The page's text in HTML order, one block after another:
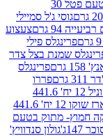
30
סמיילי
צעצוע
פילי
בצל צדר
פרינגלס
פררו
וניל 12 יח' 441.6
אוראו מארז שוקו 12 יח' 441.6
בטעם
סנדוויץ'